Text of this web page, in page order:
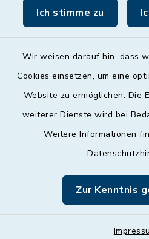
Ich stimme zu
Wir weisen darauf hin, dass
Cookies einsetzen, um eine
Website zu ermöglichen. Die
weiterer Dienste wird bei
Weitere Informationen
Zur Kenntnis
09:00 - 12:00 Uhr